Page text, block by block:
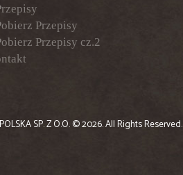
Przepisy
Przepisy cz.2
SP. Z O.O.© 2026. All Rights Reserved.